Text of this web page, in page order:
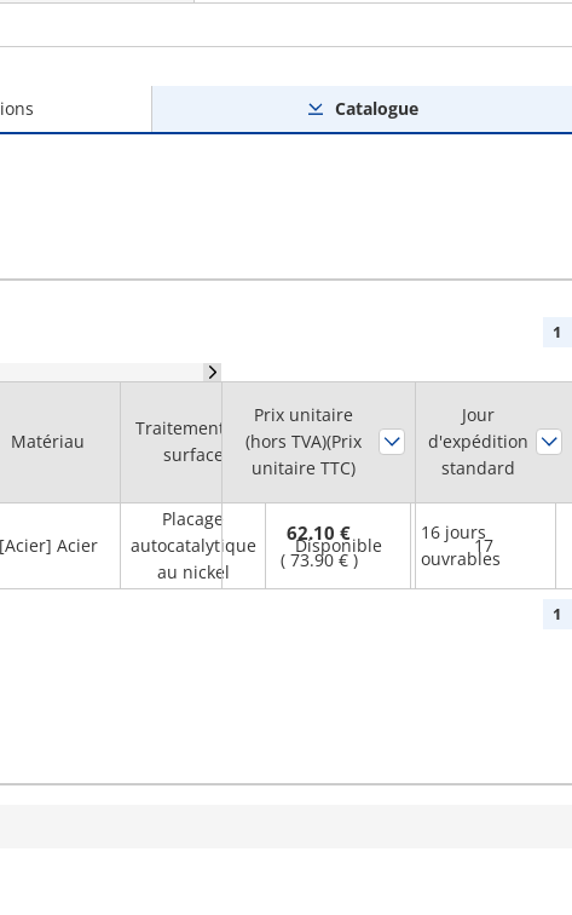
Catalogue
1
Matériau
Traitement de
surface
Logement de
clavette
Diam. de trou
d'arbre H7
(mm)
[Acier] Acier
Placage
autocatalytique
au nickel
Disponible 17
Prix unitaire
(hors TVA)(Prix
unitaire TTC)
Jour
d'expédition
standard
62.10 €
( 73.90 € )
16 jours
ouvrables
1